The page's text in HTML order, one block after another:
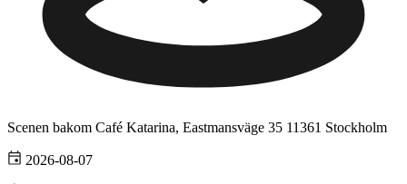
Scenen bakom Café Katarina, Eastmansväge 35 11361 Stockholm
2026-08-07